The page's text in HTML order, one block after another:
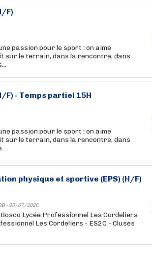
F)
passion pour le sport : on aime
sur le terrain, dans la rencontre, dans
F) - Temps partiel 15H
passion pour le sport : on aime
sur le terrain, dans la rencontre, dans
physique et sportive (EPS) (H/F)
- 30/07/2026
Lycée Professionnel Les Cordeliers
Les Cordeliers - ES2C - Cluses